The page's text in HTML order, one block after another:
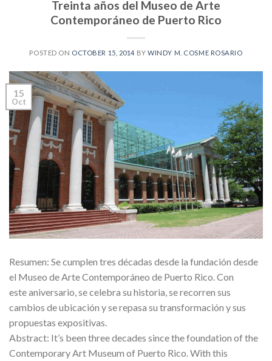
Treinta años del Museo de Arte
Contemporáneo de Puerto Rico
POSTED ON OCTOBER 15, 2014 BYWINDY M. COSME ROSARIO
15
Oct
Resumen: Se cumplen tres décadas desde la fundación desde
el Museo de Arte Contemporáneo de Puerto Rico. Con
este aniversario, se celebra su historia, se recorren sus
cambios de ubicación y se repasa su transformación y sus
propuestas expositivas.
Abstract: It’s been three decades since the foundation of the
Contemporary Art Museum of Puerto Rico. With this